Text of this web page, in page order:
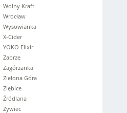
Wolny Kraft
Wrocław
Wysowianka
X-Cider
YOKO Elixir
Zabrze
Zagórzanka
Zielona Góra
Ziębice
Źródlana
Żywiec